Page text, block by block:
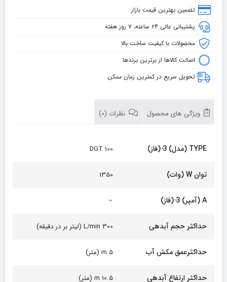
تضمین بهترین قیمت بازار
پشتیبانی عالی ۲۴ ساعته، ۷ روز هفته
محصولات با کیفیت ساخت بالا
اصالت کالاها از برترین برندها
تحویل سریع در کمترین زمان ممکن
ویژگی های محصول نظرات (0)
TYPE (مدل) 3 ̴(فاز) DGT 100
توان W (وات) 1350
A (آمپر) 3 ̴(فاز) –
حداکثر حجم آبدهی 300 L/min (لیتر بر در دقیقه)
حداکثرعمق مکش آب 5 m (متر)
حداکثر ارتفاع آبدهی 10.5 m (متر)